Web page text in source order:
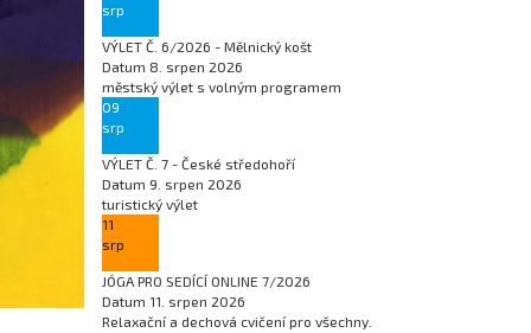
srp
VÝLET Č. 6/2026 - Mělnický košt
Datum 8. srpen 2026
městský výlet s volným programem
09
srp
VÝLET Č. 7 - České středohoří
Datum 9. srpen 2026
turistický výlet
11
srp
JÓGA PRO SEDÍCÍ ONLINE 7/2026
Datum 11. srpen 2026
Relaxační a dechová cvičení pro všechny.